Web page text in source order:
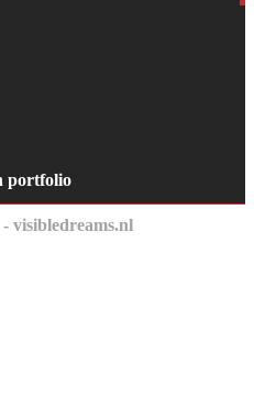
portfolio
visibledreams.nl